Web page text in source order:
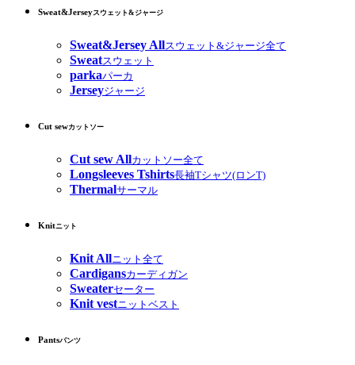
Sweat&Jerseyスウェット&ジャージ
Sweat&Jersey Allスウェット&ジャージ全て
Sweatスウェット
parkaパーカ
Jerseyジャージ
Cut sewカットソー
Cut sew Allカットソー全て
Longsleeves Tshirts長袖Tシャツ(ロンT)
Thermalサーマル
Knitニット
Knit Allニット全て
Cardigansカーディガン
Sweaterセーター
Knit vestニットベスト
Pantsパンツ